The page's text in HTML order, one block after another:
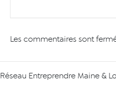
Les commentaires sont
Réseau Entreprendre Maine &